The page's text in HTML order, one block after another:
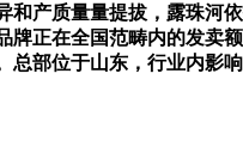
和产质量量提拔，露珠河
牌正在全国范畴内的发卖
总部位于山东，行业内影